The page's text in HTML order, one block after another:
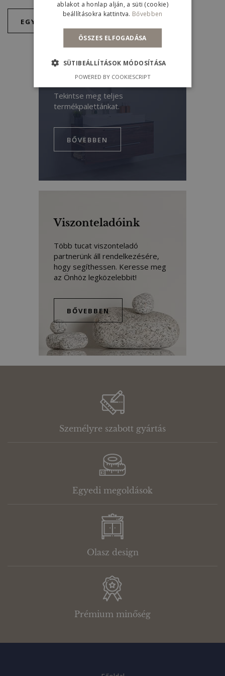
Kollekciók
Tekintse meg teljes
termékpalettánkat.
BŐVEBBEN
Viszonteladóink
Több tucat viszonteladó
partnerünk áll rendelkezésére,
hogy segíthessen. Keresse meg
az Önhöz legközelebbit!
BŐVEBBEN
EGYEDI MEGOLDÁSOK
Személyre szabott gyártás
Egyedi megoldások
Olasz design
Prémium minőség
ablakot a honlap alján, a süti (cookie)
beállításokra kattintva. Bővebben
ÖSSZES ELFOGADÁSA
SÜTIBEÁLLÍTÁSOK MÓDOSÍTÁSA
POWERED BY COOKIESCRIPT